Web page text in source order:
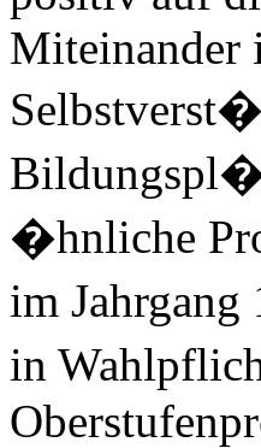
Miteinander
�hnliche
im
in